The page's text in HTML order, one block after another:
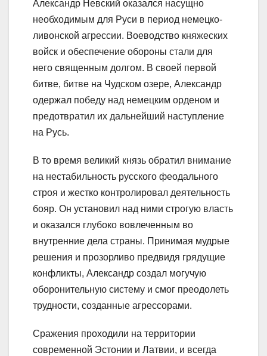
Александр Невский оказался насущно
необходимым для Руси в период немецко-
ливонской агрессии. Воеводство княжеских
войск и обеспечение обороны стали для
него священным долгом. В своей первой
битве, битве на Чудском озере, Александр
одержал победу над немецким орденом и
предотвратил их дальнейший наступление
на Русь.
В то время великий князь обратил внимание
на нестабильность русского феодального
строя и жестко контролировал деятельность
бояр. Он установил над ними строгую власть
и оказался глубоко вовлеченным во
внутренние дела страны. Принимая мудрые
решения и прозорливо предвидя грядущие
конфликты, Александр создал могучую
оборонительную систему и смог преодолеть
трудности, созданные агрессорами.
Сражения проходили на территории
современной Эстонии и Латвии, и всегда